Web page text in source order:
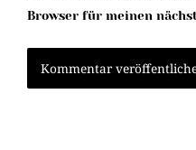
Browser für meinen